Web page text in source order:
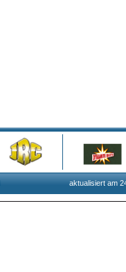
aktualisiert am